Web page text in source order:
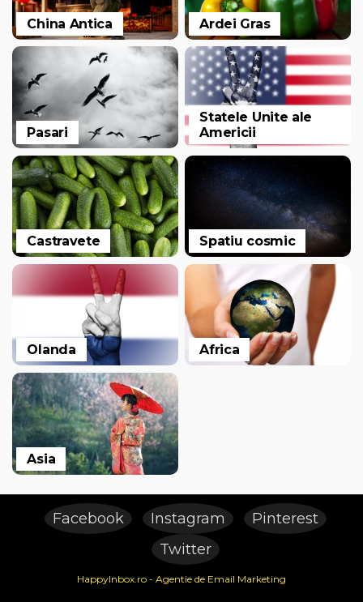
China Antica Ardei Gras
Pasari
Statele Unite ale
Americii
Castravete Spatiu cosmic
Olanda Africa
Asia
Facebook Instagram
Pinterest
Twitter
HappyInbox.ro - Agentie de Email Marketing